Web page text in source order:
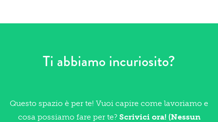
Ti abbiamo incuriosito?
Questo spazio è per te! Vuoi capire come lavoriamo e
cosa possiamo fare per te? Scrivici ora! (Nessun